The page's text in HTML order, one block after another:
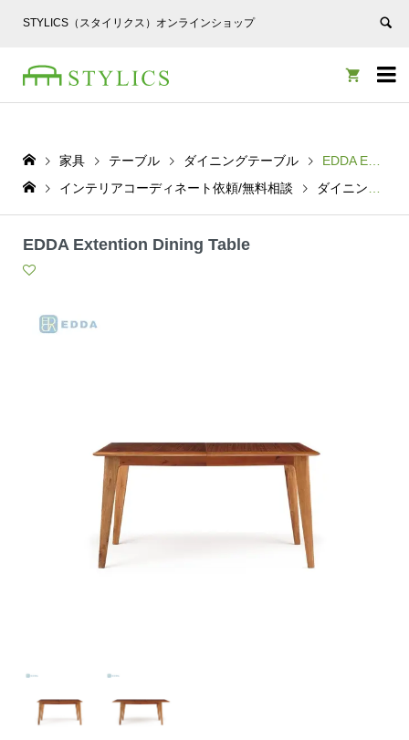
STYLICS（スタイリクス）オンラインショップ


家具 テーブル ダイニングテーブル
EDDA Extention Dining Table
インテリアコーディネート依頼/無料相談
ダイニングテーブル
EDDA Extention Dining Table